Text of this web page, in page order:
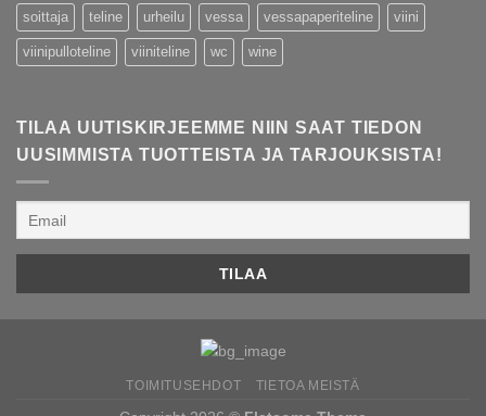
soittaja teline urheilu vessa vessapaperiteline viini
viinipulloteline viiniteline wc wine
TILAA UUTISKIRJEEMME NIIN SAAT TIEDON
UUSIMMISTA TUOTTEISTA JA TARJOUKSISTA!
TOIMITUSEHDOT TIETOA MEISTÄ